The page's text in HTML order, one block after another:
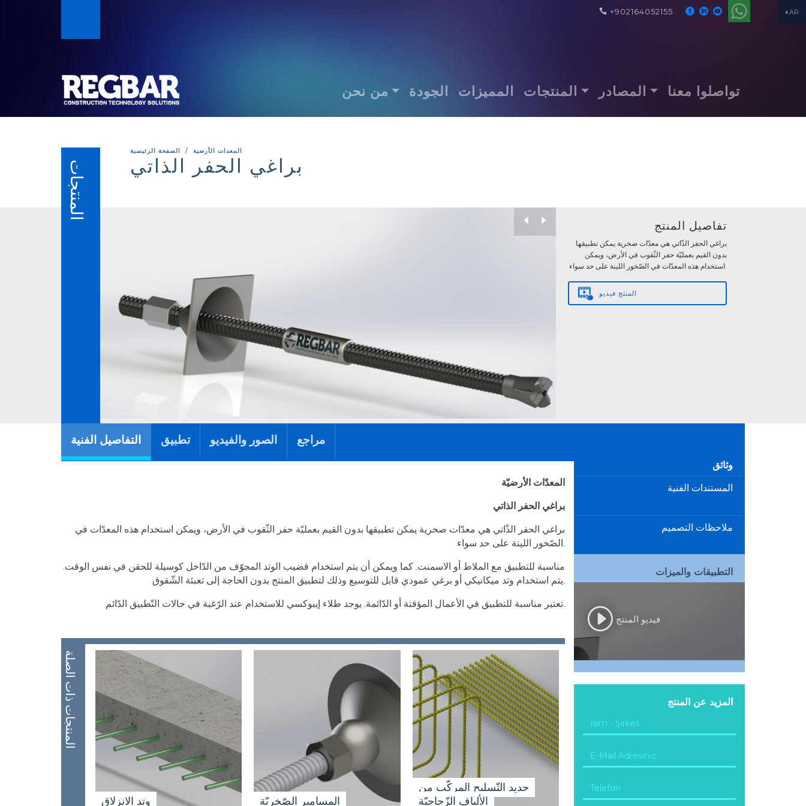
AR
+902164052155
من نحن الجودة المميزات المنتجات المصادر تواصلوا معنا
الصفحة الرئيسية المعدات الأرضية
براغي الحفر الذاتي المنتجات
تفاصيل المنتج
براغي الحفر الذّاتي هي معدّات صخرية يمكن تطبيقها
بدون القيم بعمليّة حفر الثّقوب في الأرض، ويمكن
استخدام هذه المعدّات في الصّخور اللينة على حد سواء.
المنتج فيديو
التفاصيل الفنية تطبيق الصور والفيديو مراجع
المعدّات الأرضيّة
براغي الحفر الذاتي
براغي الحفر الذّاتي هي معدّات صخرية يمكن تطبيقها بدون القيم بعمليّة حفر الثّقوب في الأرض، ويمكن استخدام هذه المعدّات في
الصّخور اللينة على حد سواء.
مناسبة للتطبيق مع الملاط أو الاسمنت. كما ويمكن أن يتم استخدام قضيب الوتد المجوّف من الدّاخل كوسيلة للحقن في نفس الوقت.
يتم استخدام وتد ميكانيكي أو برغي عمودي قابل للتوسيع وذلك لتطبيق المنتج بدون الحاجة إلى تعبئة الشّقوق.
تعتبر مناسبة للتطبيق في الأعمال المؤقتة أو الدّائمة. يوجد طلاء إيبوكسي للاستخدام عند الرّغبة في حالات التّطبيق الدّائم.
المنتجات ذات الصلة
وتد الانزلاق المسامير الصّخريّة
حديد التّسليح المركّب من
الألياف الزّجاجيّة
وثائق
المستندات الفنية
ملاحظات التصميم
التطبيقات والميزات
فيديو المنتج
المزيد عن المنتج